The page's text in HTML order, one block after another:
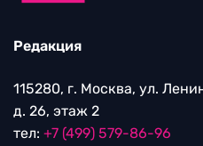
Редакция
115280, г. Москва, ул.
д. 26, этаж 2
тел: +7 (499) 579-86-96